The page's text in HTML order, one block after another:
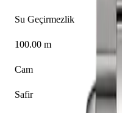
Su Geçirmezlik
100.00 m
Cam
Safir